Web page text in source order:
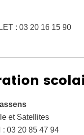
: 03 20 16 15 90
et Satellites
: 03 20 85 47 94